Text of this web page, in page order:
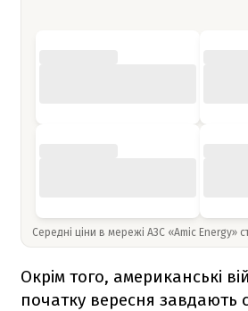
Середні ціни в мережі АЗС «Amic Energy»
Окрім того, американські
початку вересня завдають